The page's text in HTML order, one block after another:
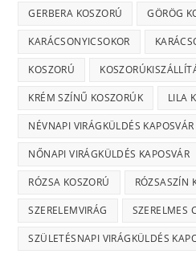
GERBERA KOSZORÚ GÖRÖG
KARÁCSONYICSOKOR
KOSZORÚ
KRÉM SZÍNŰ KOSZORÚK LILA
NÉVNAPI VIRÁGKÜLDÉS KAPOSVÁR
NŐNAPI VIRÁGKÜLDÉS KAPOSVÁR
RÓZSA KOSZORÚ RÓZSASZÍN
SZERELEMVIRÁG SZERELMES
SZÜLETÉSNAPI VIRÁGKÜLDÉS